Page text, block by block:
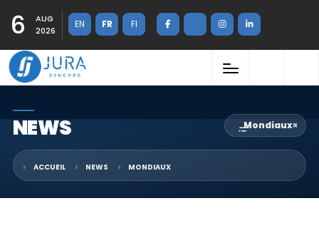
6
AUG
2026
EN FR FI
NEWS Mondiaux×
ACCUEIL NEWS MONDIAUX